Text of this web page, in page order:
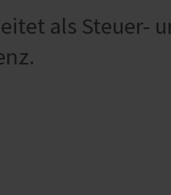
als Steuer-